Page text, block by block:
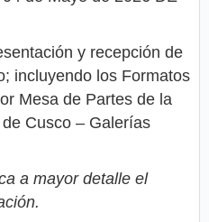
y recepción de
incluyendo los Formatos
Mesa de Partes de la
Cusco – Galerías
a mayor detalle el